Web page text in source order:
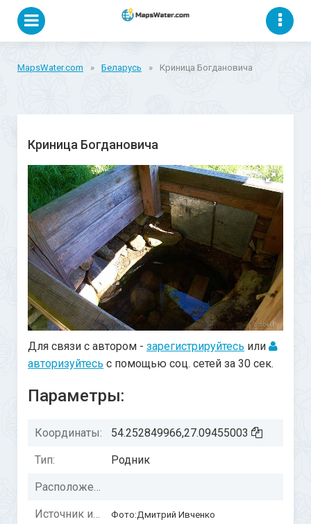
MapsWater.com » Беларусь » Криница Богдановича
Криница Богдановича
Для связи с автором - зарегистрируйтесь или
авторизуйтесь с помощью соц. сетей за 30 сек.
Параметры:
Координаты: 54.252849966,27.09455003
Тип: Родник
Расположение:
Источник информации: Фото:Дмитрий Ивченко